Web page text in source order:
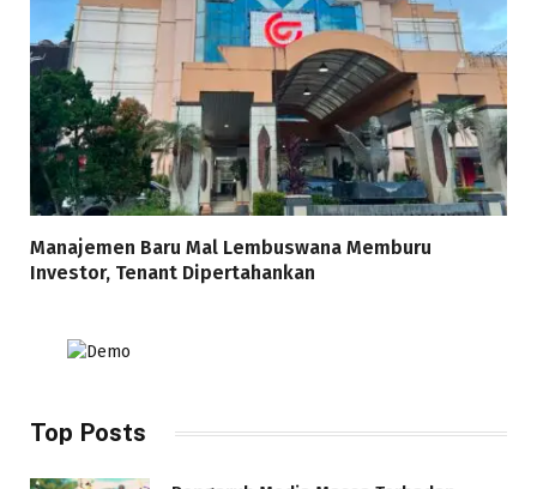
Manajemen Baru Mal Lembuswana Memburu
Investor, Tenant Dipertahankan
Top Posts